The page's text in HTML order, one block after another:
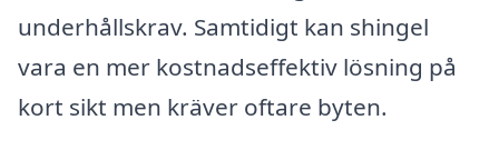
underhållskrav. Samtidigt kan shingel
vara en mer kostnadseffektiv lösning på
kort sikt men kräver oftare byten.